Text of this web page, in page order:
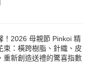
！2026 母親節 Pinkoi 精
束：橫跨樹脂、針織、皮
重新創造送禮的驚喜指數